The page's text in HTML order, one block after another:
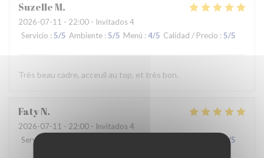
SuzelleM
2026-07-11 - 22:00 - Invitados 4
Servicio : 5/5 Ambiente : 5/5 Menú : 4/5 Calidad / Precio : 5/5
Très beau cadre, acceuil au top, et très bon.
FatyN
2026-07-11 - 22:00 - Invitados 4
Servicio
4/5